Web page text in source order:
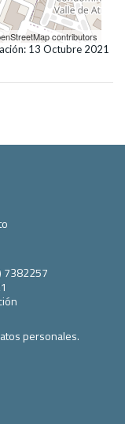
contributors
13 Octubre 2021
7382257
personales.